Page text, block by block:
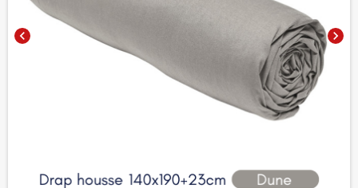
chevron_left chevron_right